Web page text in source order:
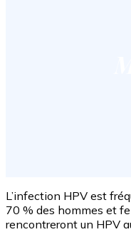
L’infection HPV est
70 % des hommes et
rencontreront un HPV